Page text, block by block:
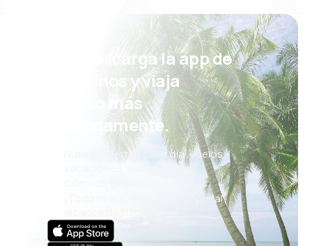
¡Eh! Descarga la app de
eDestinos y viaja
incluso más
cómodamente.
Nuevas ofertas cada día: vuelos,
vacaciones, escapadas
Cómoda gestión de reservas
¡Todo lo que importa, siempre al